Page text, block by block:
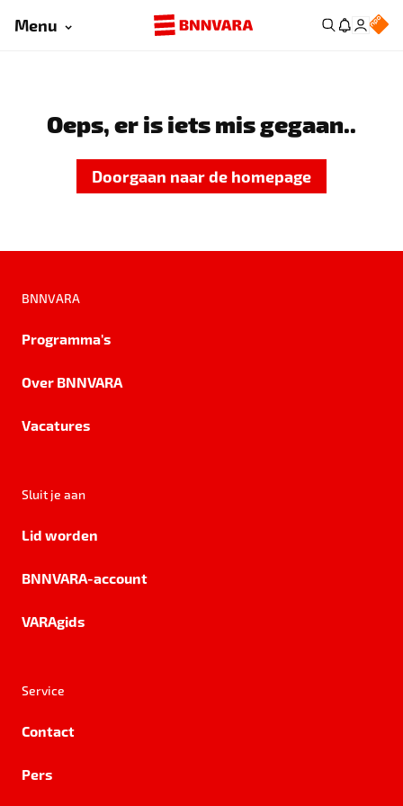
Menu
Oeps, er is iets mis gegaan..
Doorgaan naar de homepage
BNNVARA
Programma's
Over BNNVARA
Vacatures
Sluit je aan
Lid worden
BNNVARA-account
VARAgids
Service
Contact
Pers